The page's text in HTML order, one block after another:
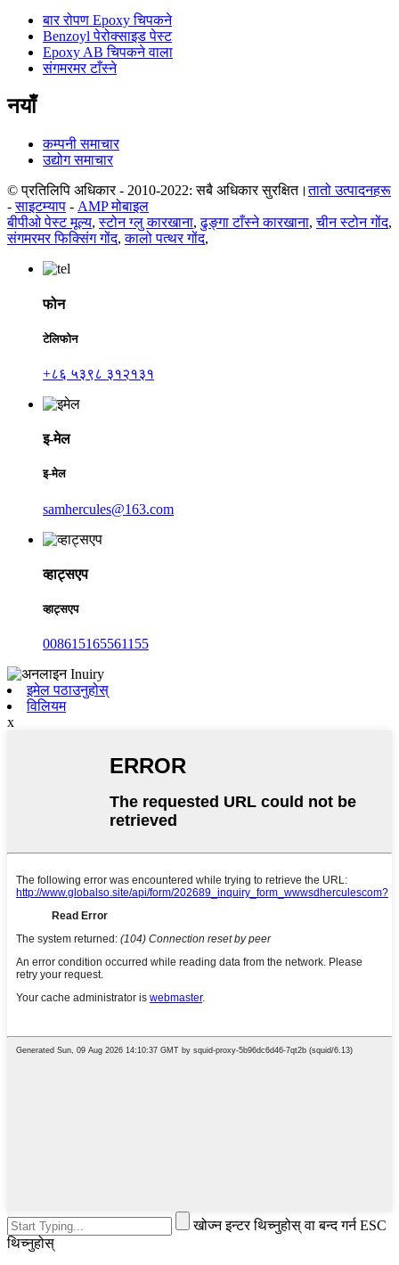
बार रोपण Epoxy चिपकने
Benzoyl पेरोक्साइड पेस्ट
Epoxy AB चिपकने वाला
संगमरमर टाँस्ने
नयाँ
कम्पनी समाचार
उद्योग समाचार
© प्रतिलिपि अधिकार - 2010-2022: सबै अधिकार सुरक्षित।तातो उत्पादनहरू
-साइटम्याप - AMP मोबाइल
बीपीओ पेस्ट मूल्य,स्टोन ग्लु कारखाना,ढुङ्गा टाँस्ने कारखाना,चीन स्टोन गोंद,
संगमरमर फिक्सिंग गोंद,कालो पत्थर गोंद,
फोन
टेलिफोन
+८६ ५३९८ ३१२१३१
इ-मेल
इ-मेल
samhercules@163.com
व्हाट्सएप
व्हाट्सएप
008615165561155
इमेल पठाउनुहोस्
विलियम
x
खोज्न इन्टर थिच्नुहोस् वा बन्द गर्न ESC
थिच्नुहोस्